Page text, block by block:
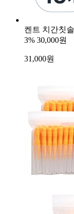
켄트 치간칫
3% 30,000원
31,000원